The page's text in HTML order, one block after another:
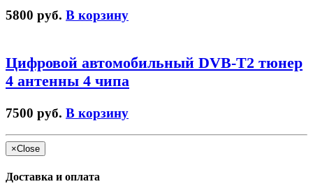
5800 руб. В корзину
Цифровой автомобильный DVB-T2 тюнер
4 антенны 4 чипа
7500 руб. В корзину
×Close
Доставка и оплата